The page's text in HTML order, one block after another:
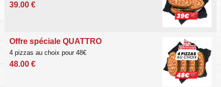
39.00 €
Offre spéciale QUATTRO
4 pizzas au choix pour 48€
48.00 €